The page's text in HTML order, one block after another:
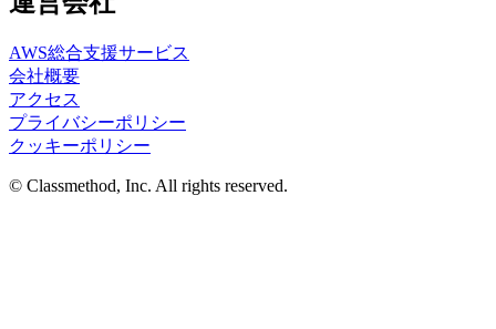
AWS総合支援サービス
会社概要
アクセス
プライバシーポリシー
クッキーポリシー
© Classmethod, Inc. All rights reserved.